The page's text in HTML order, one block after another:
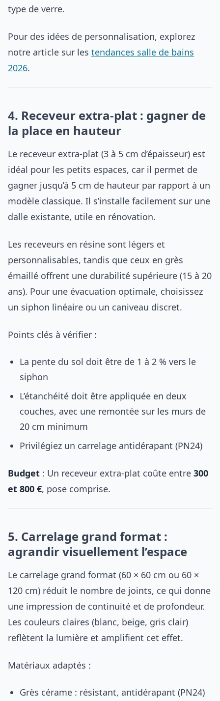
type de verre.
Pour des idées de personnalisation, explorez
notre article sur les tendances salle de bains
2026.
4. Receveur extra-plat : gagner de
la place en hauteur
Le receveur extra-plat (3 à 5 cm d’épaisseur) est
idéal pour les petits espaces, car il permet de
gagner jusqu’à 5 cm de hauteur par rapport à un
modèle classique. Il s’installe facilement sur une
dalle existante, utile en rénovation.
Les receveurs en résine sont légers et
personnalisables, tandis que ceux en grès
émaillé offrent une durabilité supérieure (15 à 20
ans). Pour une évacuation optimale, choisissez
un siphon linéaire ou un caniveau discret.
Points clés à vérifier :
La pente du sol doit être de 1 à 2 % vers le
siphon
L’étanchéité doit être appliquée en deux
couches, avec une remontée sur les murs de
20 cm minimum
Privilégiez un carrelage antidérapant (PN24)
Budget : Un receveur extra-plat coûte entre 300
et 800 €, pose comprise.
5. Carrelage grand format :
agrandir visuellement l’espace
Le carrelage grand format (60 × 60 cm ou 60 ×
120 cm) réduit le nombre de joints, ce qui donne
une impression de continuité et de profondeur.
Les couleurs claires (blanc, beige, gris clair)
reflètent la lumière et amplifient cet effet.
Matériaux adaptés :
Grès cérame : résistant, antidérapant (PN24)